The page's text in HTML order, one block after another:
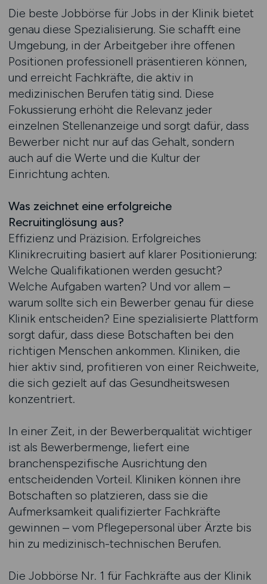
Die beste Jobbörse für Jobs in der Klinik bietet
genau diese Spezialisierung. Sie schafft eine
Umgebung, in der Arbeitgeber ihre offenen
Positionen professionell präsentieren können,
und erreicht Fachkräfte, die aktiv in
medizinischen Berufen tätig sind. Diese
Fokussierung erhöht die Relevanz jeder
einzelnen Stellenanzeige und sorgt dafür, dass
Bewerber nicht nur auf das Gehalt, sondern
auch auf die Werte und die Kultur der
Einrichtung achten.
Was zeichnet eine erfolgreiche
Recruitinglösung aus?
Effizienz und Präzision. Erfolgreiches
Klinikrecruiting basiert auf klarer Positionierung:
Welche Qualifikationen werden gesucht?
Welche Aufgaben warten? Und vor allem –
warum sollte sich ein Bewerber genau für diese
Klinik entscheiden? Eine spezialisierte Plattform
sorgt dafür, dass diese Botschaften bei den
richtigen Menschen ankommen. Kliniken, die
hier aktiv sind, profitieren von einer Reichweite,
die sich gezielt auf das Gesundheitswesen
konzentriert.
In einer Zeit, in der Bewerberqualität wichtiger
ist als Bewerbermenge, liefert eine
branchenspezifische Ausrichtung den
entscheidenden Vorteil. Kliniken können ihre
Botschaften so platzieren, dass sie die
Aufmerksamkeit qualifizierter Fachkräfte
gewinnen – vom Pflegepersonal über Ärzte bis
hin zu medizinisch-technischen Berufen.
Die Jobbörse Nr. 1 für Fachkräfte aus der Klinik